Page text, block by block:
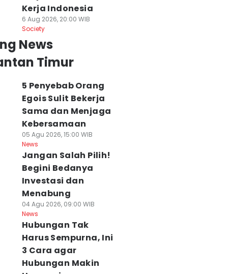
Kerja Indonesia
6 Aug 2026, 20:00 WIB
Society
News
Timur
5 Penyebab Orang
Egois Sulit Bekerja
Sama dan Menjaga
Kebersamaan
05 Agu 2026, 15:00 WIB
News
Jangan Salah Pilih!
Begini Bedanya
Investasi dan
Menabung
04 Agu 2026, 09:00 WIB
News
Hubungan Tak
Harus Sempurna, Ini
3 Cara agar
Hubungan Makin